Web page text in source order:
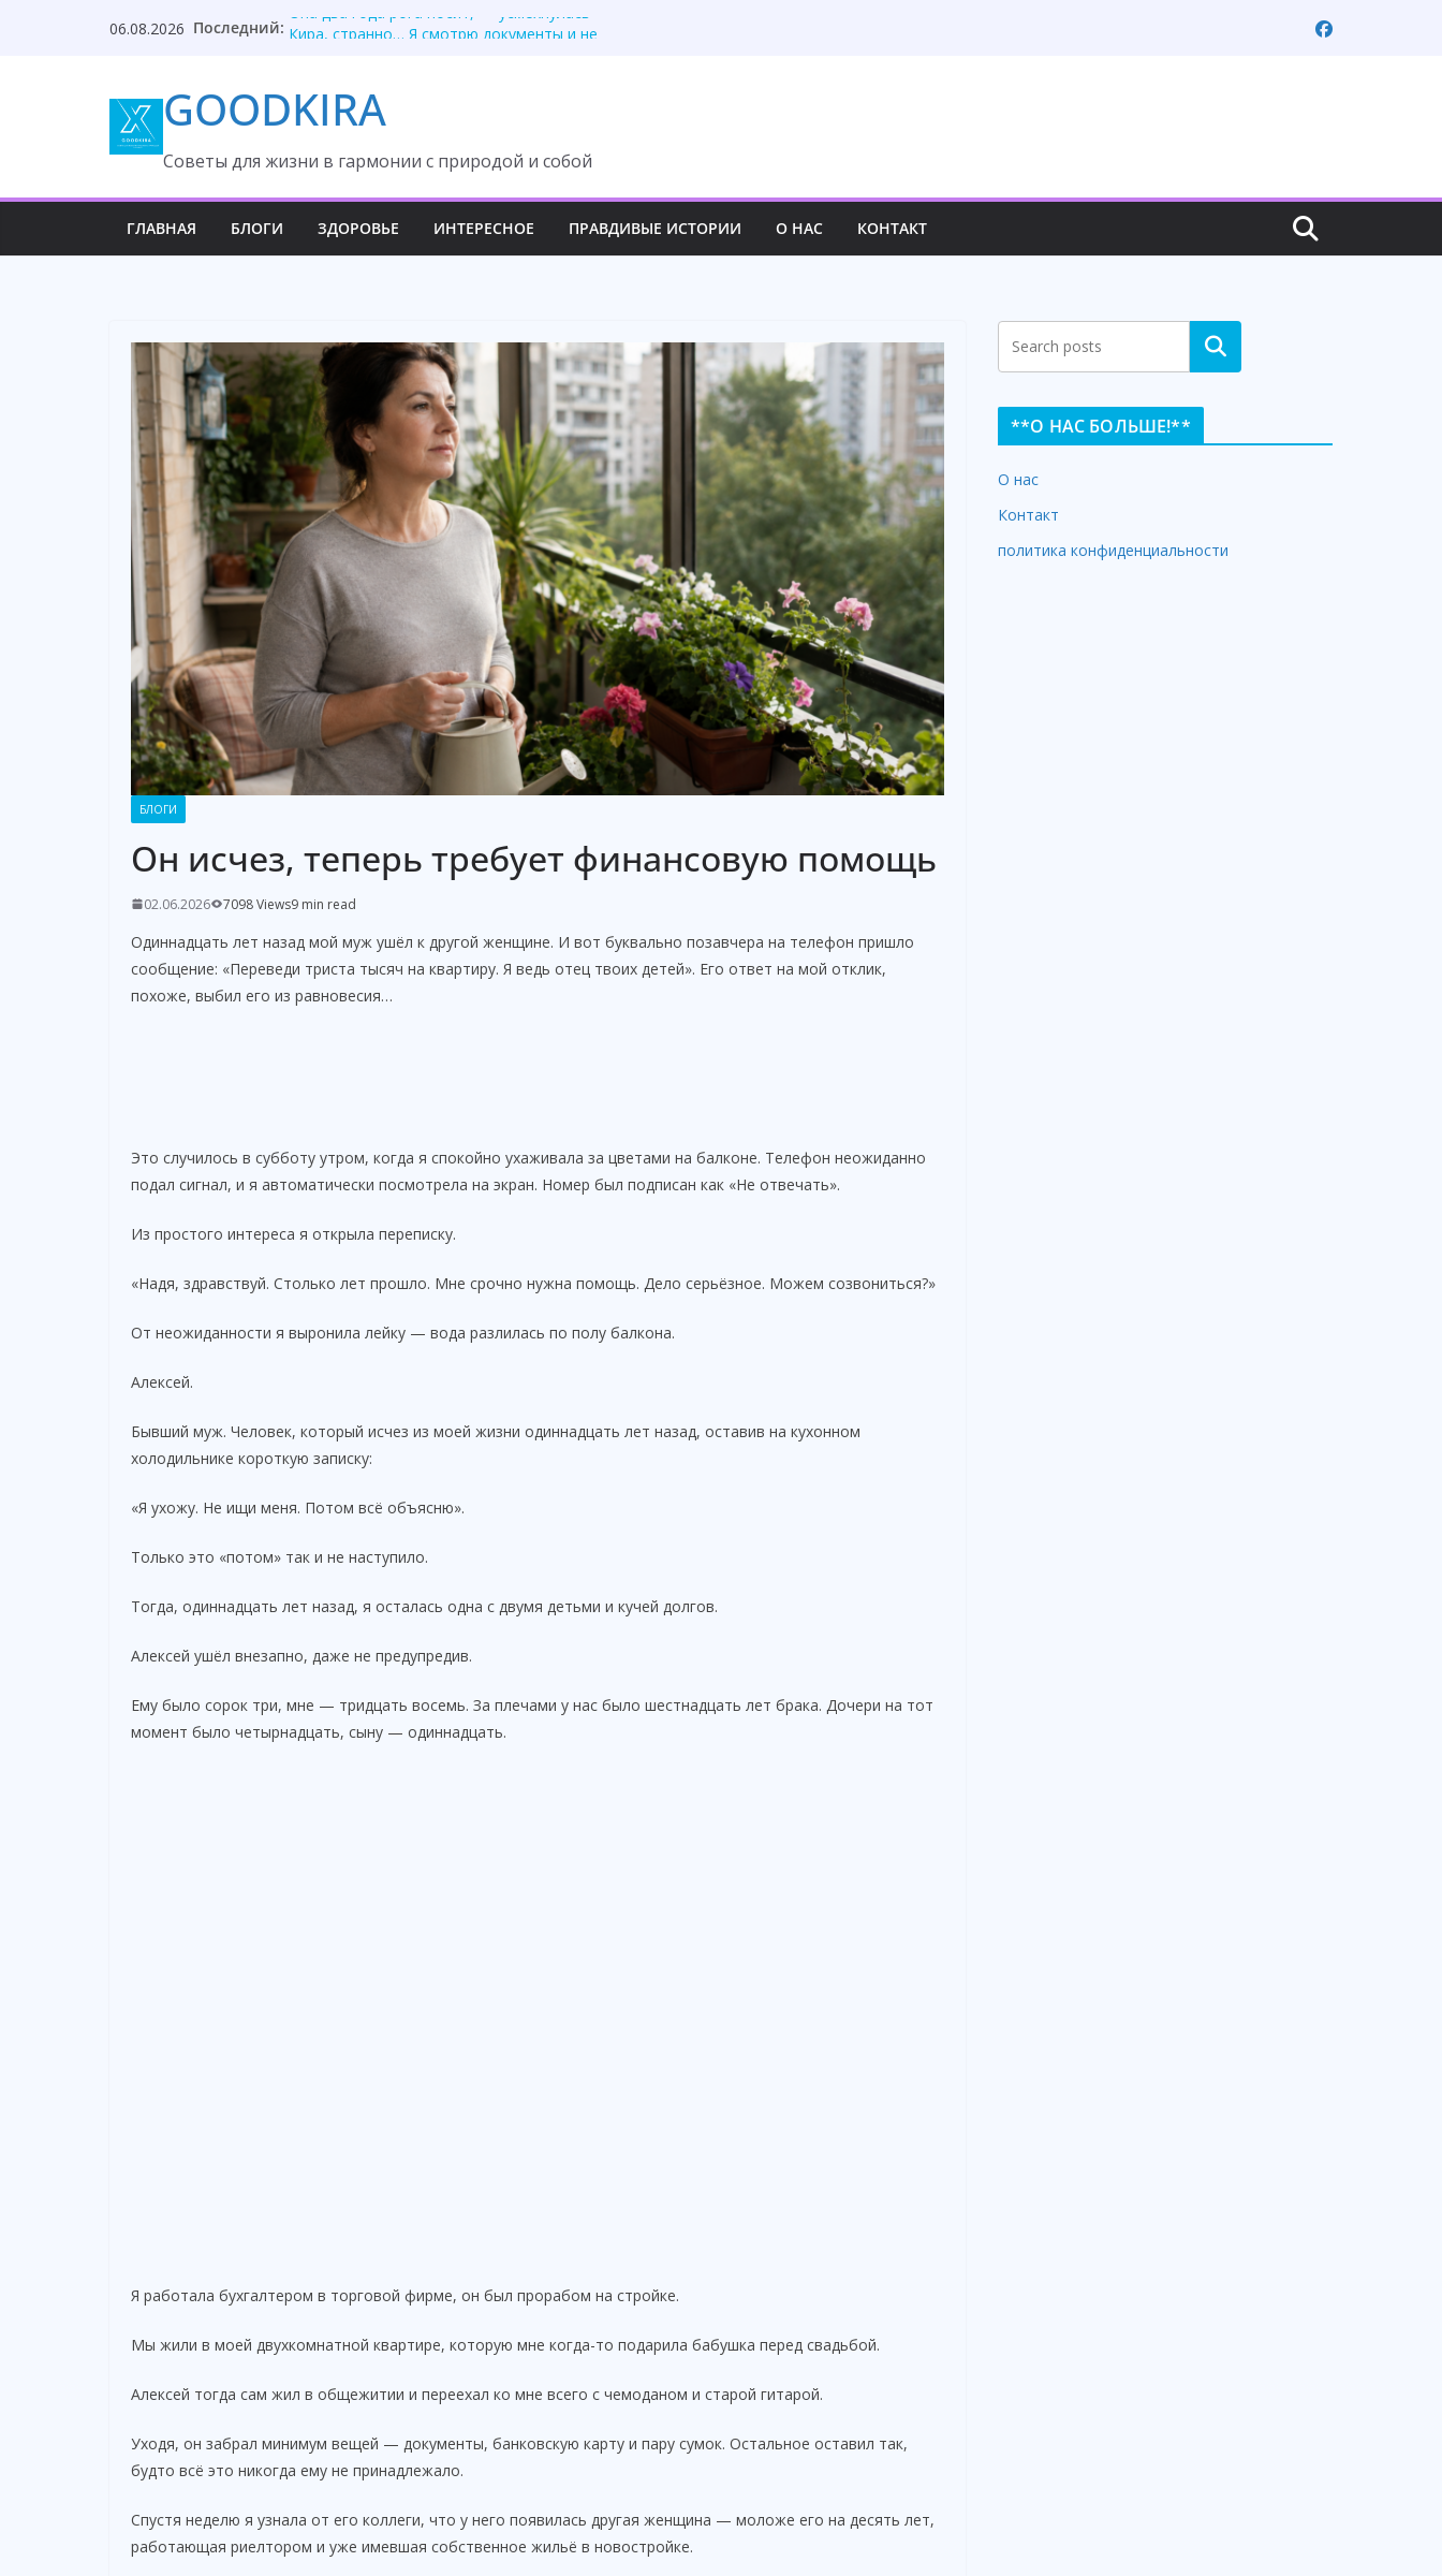
06.08.2026 Последний: Она два года рога носит, — усмехнулась
Дочь раскрыла тайну второго телефона отца
Я на даче пахал! — кричал муж. А я рассматр
GOODKIRA
Cоветы для жизни в гармонии с природой и собой
ГЛАВНАЯ БЛОГИ ЗДОРОВЬЕ ИНТЕРЕСНОЕ ПРАВДИВЫЕ ИСТОРИИ О НАС КОНТАКТ
БЛОГИ
Он исчез, теперь требует финансовую помощь
02.06.2026 7098 Views9 min read
Одиннадцать лет назад мой муж ушёл к другой женщине. И вот буквально позавчера на телефон пришло
сообщение: «Переведи триста тысяч на квартиру. Я ведь отец твоих детей». Его ответ на мой отклик,
похоже, выбил его из равновесия…
Это случилось в субботу утром, когда я спокойно ухаживала за цветами на балконе. Телефон неожиданно
подал сигнал, и я автоматически посмотрела на экран. Номер был подписан как «Не отвечать».
Из простого интереса я открыла переписку.
«Надя, здравствуй. Столько лет прошло. Мне срочно нужна помощь. Дело серьёзное. Можем созвониться?»
От неожиданности я выронила лейку — вода разлилась по полу балкона.
Алексей.
Бывший муж. Человек, который исчез из моей жизни одиннадцать лет назад, оставив на кухонном
холодильнике короткую записку:
«Я ухожу. Не ищи меня. Потом всё объясню».
Только это «потом» так и не наступило.
Тогда, одиннадцать лет назад, я осталась одна с двумя детьми и кучей долгов.
Алексей ушёл внезапно, даже не предупредив.
Ему было сорок три, мне — тридцать восемь. За плечами у нас было шестнадцать лет брака. Дочери на тот
момент было четырнадцать, сыну — одиннадцать.
Я работала бухгалтером в торговой фирме, он был прорабом на стройке.
Мы жили в моей двухкомнатной квартире, которую мне когда-то подарила бабушка перед свадьбой.
Алексей тогда сам жил в общежитии и переехал ко мне всего с чемоданом и старой гитарой.
Уходя, он забрал минимум вещей — документы, банковскую карту и пару сумок. Остальное оставил так,
будто всё это никогда ему не принадлежало.
Спустя неделю я узнала от его коллеги, что у него появилась другая женщина — моложе его на десять лет,
работающая риелтором и уже имевшая собственное жильё в новостройке.
Search
**О НАС БОЛЬШЕ!**
О нас
Контакт
политика конфиденциальности